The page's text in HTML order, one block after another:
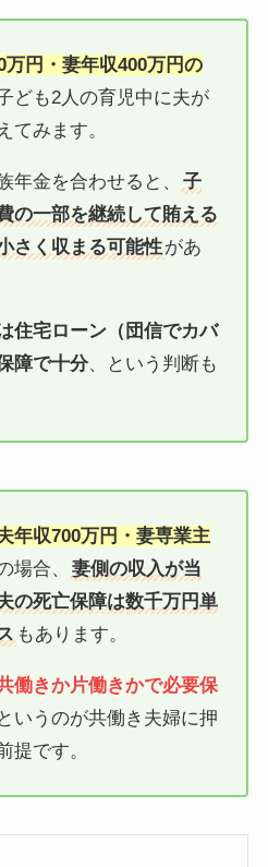
万円・妻年収400万円の
ども2人の育児中に夫が
てみます。
年金を合わせると、
子
の一部を継続して賄える
さく収まる可能性があ
住宅ローン（団信でカバ
障で十分、という判断も
年収700万円・妻専業主
場合、
妻側の収入が当
の死亡保障は数千万円単
もあります。
働きか片働きかで必要保
いうのが共働き夫婦に押
提です。